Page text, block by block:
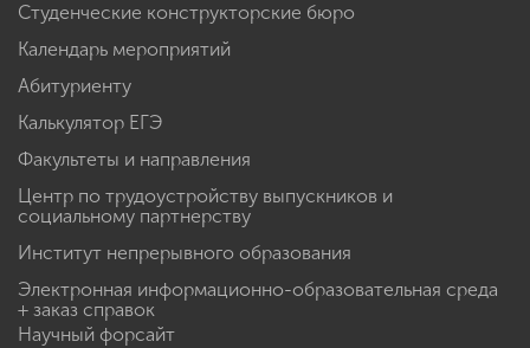
Студенческие конструкторские бюро
Календарь мероприятий
Абитуриенту
Калькулятор ЕГЭ
Факультеты и направления
Центр по трудоустройству выпускников и
социальному партнерству
Институт непрерывного образования
Электронная информационно-образовательная среда
+ заказ справок
Научный форсайт